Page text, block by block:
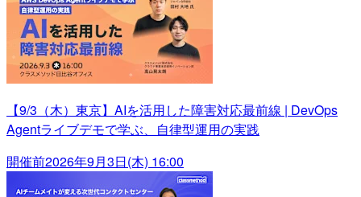
【9/3（木）東京】AIを活用した障害対応最前線 | DevOps
Agentライブデモで学ぶ、自律型運用の実践
開催前2026年9月3日(木) 16:00